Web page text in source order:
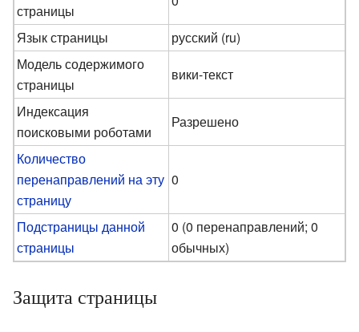
страницы
Язык страницы
русский (ru)
Модель содержимого
страницы
вики-текст
Индексация
поисковыми роботами
Разрешено
Количество
перенаправлений на эту
страницу
0
Подстраницы данной
страницы
0 (0 перенаправлений; 0
обычных)
Защита страницы